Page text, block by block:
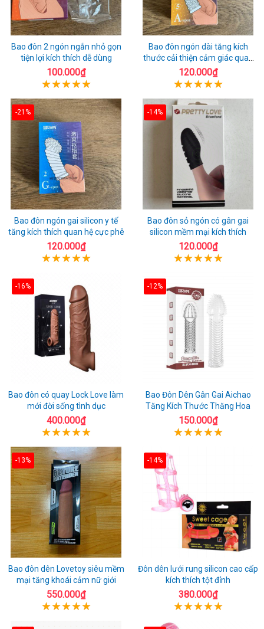
Bao đôn 2 ngón ngắn nhỏ gọn
tiện lợi kích thích dễ dùng
100.000₫
Bao đôn ngón dài tăng kích
thước cải thiện cảm giác quan
hệ
120.000₫
-21%
Bao đôn ngón gai silicon y tế
tăng kích thích quan hệ cực phê
120.000₫
-14%
Bao đôn sỏ ngón có gân gai
silicon mềm mại kích thích
120.000₫
-16%
Bao đôn có quay Lock Love làm
mới đời sống tình dục
400.000₫
-12%
Bao Đôn Dên Gân Gai Aichao
Tăng Kích Thước Thăng Hoa
150.000₫
-13%
Bao đôn dên Lovetoy siêu mềm
mại tăng khoái cảm nữ giới
550.000₫
-14%
Đôn dên lưới rung silicon cao cấp
kích thích tột đỉnh
380.000₫